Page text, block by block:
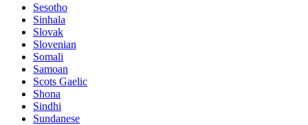
Sesotho
Sinhala
Slovak
Slovenian
Somali
Samoan
Scots Gaelic
Shona
Sindhi
Sundanese